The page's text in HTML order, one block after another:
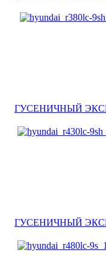
ГУСЕНИЧНЫЙ
ГУСЕНИЧНЫЙ